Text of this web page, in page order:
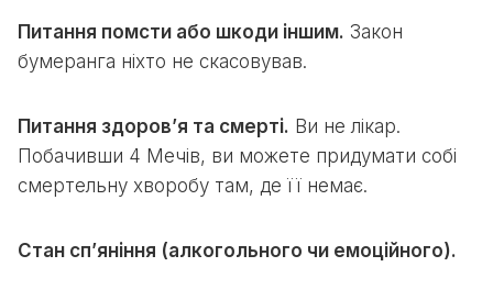
Питання помсти або шкоди іншим. Закон
бумеранга ніхто не скасовував.
Питання здоров’я та смерті. Ви не лікар.
Побачивши 4 Мечів, ви можете придумати собі
смертельну хворобу там, де її немає.
Стан сп’яніння (алкогольного чи емоційного).